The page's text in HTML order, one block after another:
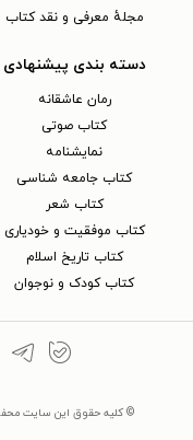
مجلهٔ معرفی و نقد کتاب
دسته بندی پیشنهادی
رمان عاشقانه
کتاب‌ صوتی
نمایشنامه
کتاب جامعه شناسی
کتاب شعر
کتاب موفقیت و خودیاری
کتاب تاریخ اسلام
کتاب کودک و نوجوان
© کلیه حقوق این سایت